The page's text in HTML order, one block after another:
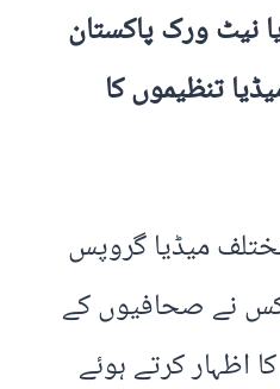
نیٹ ورک پاکستان
تنظیموں کا
میڈیا گروپس
نے صحافیوں کے
اظہار کرتے ہوئے